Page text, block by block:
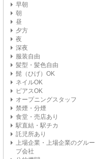
早朝
朝
昼
夕方
夜
深夜
服装自由
髪型・髪色自由
髭（ひげ）OK
ネイルOK
ピアスOK
オープニングスタッフ
禁煙・分煙
食堂・売店あり
駅直結・駅チカ
託児所あり
上場企業・上場企業のグルー
プ会社